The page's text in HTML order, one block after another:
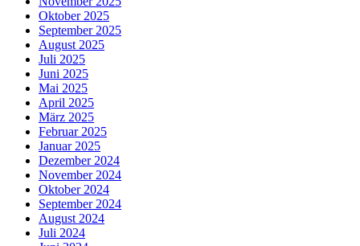
Oktober 2025
September 2025
August 2025
Juli 2025
Juni 2025
Mai 2025
April 2025
März 2025
Februar 2025
Januar 2025
Dezember 2024
November 2024
Oktober 2024
September 2024
August 2024
Juli 2024